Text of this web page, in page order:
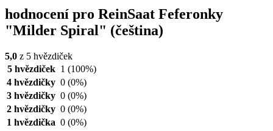
hodnocení pro ReinSaat Feferonky
"Milder Spiral" (čeština)
5,0 z 5 hvězdiček
5 hvězdiček 1 (100%)
4 hvězdičky 0 (0%)
3 hvězdičky 0 (0%)
2 hvězdičky 0 (0%)
1 hvězdička 0 (0%)